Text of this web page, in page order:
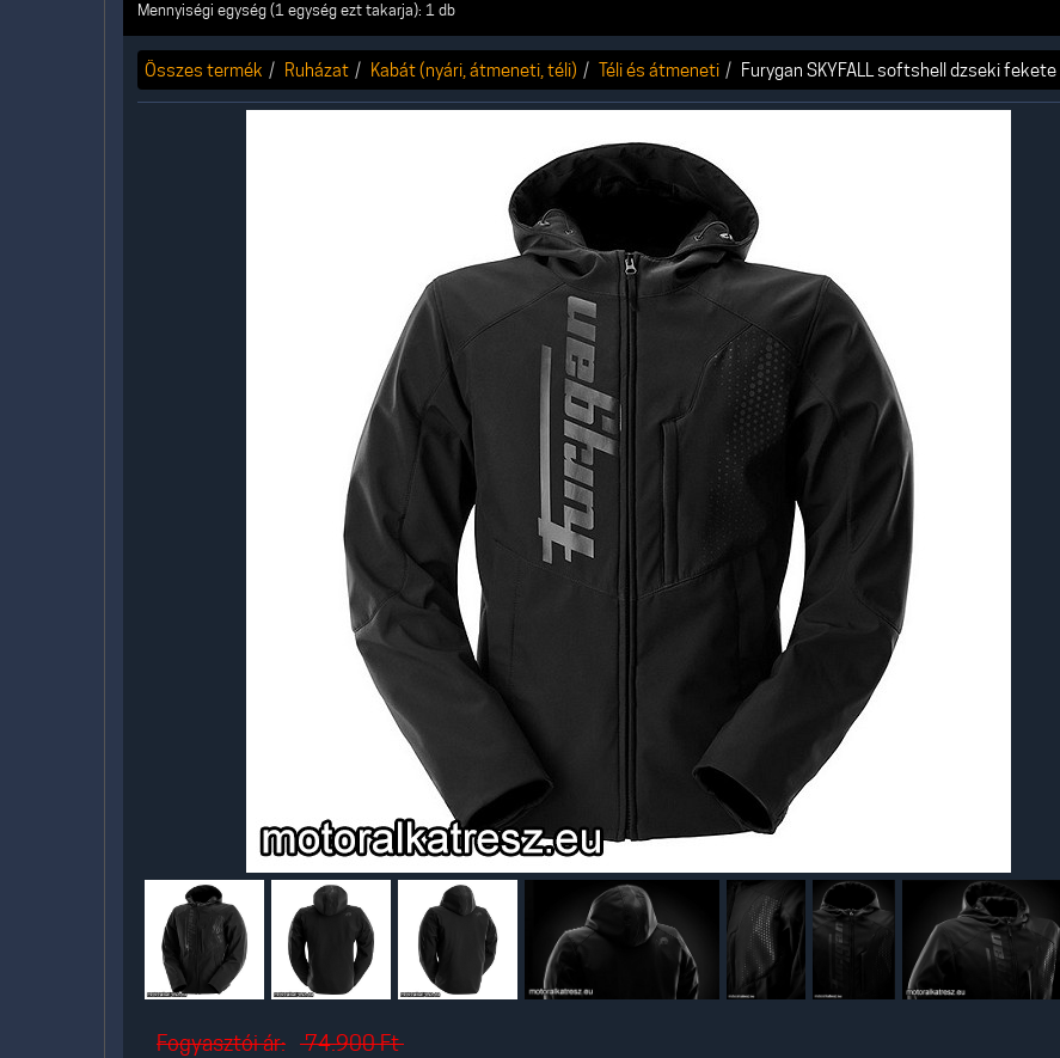
Mennyiségi egység (1 egység ezt takarja): 1 db
Összes termék Ruházat Kabát (nyári, átmeneti, téli) Téli és átmeneti Furygan SKYFALL softshell dzseki fekete L
Fogyasztói ár: 74.900Ft